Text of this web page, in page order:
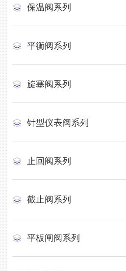
保温阀系列
平衡阀系列
旋塞阀系列
针型仪表阀系列
止回阀系列
截止阀系列
平板闸阀系列